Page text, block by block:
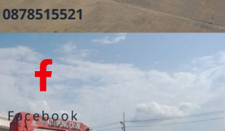
0878515521
Facebook